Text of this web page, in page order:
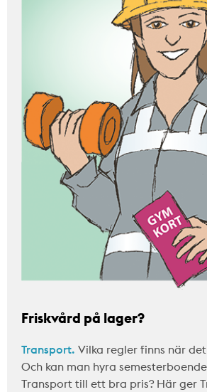
Friskvård på lager?
Transport. Vilka regler finns när
Och kan man hyra
Transport till ett bra pris? Här ger